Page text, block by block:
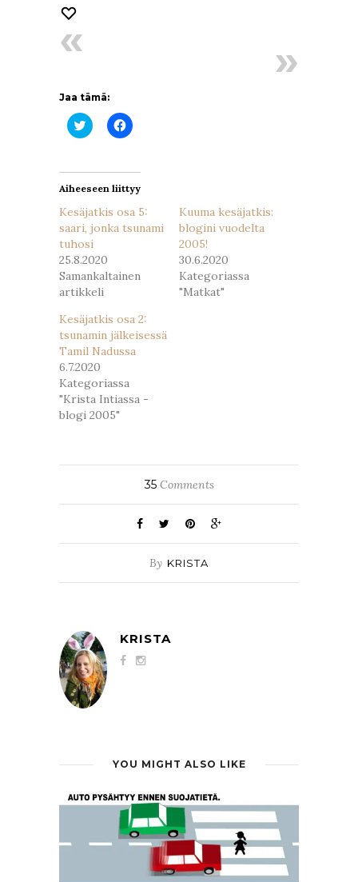
Jaa tämä:
Jaa
Twitterissä(Avautuu
Jaa
Facebookissa(Avautuu
Aiheeseen liittyy
Kesäjatkis osa 5:
saari, jonka tsunami
tuhosi
25.8.2020
Samankaltainen
artikkeli
Kuuma kesäjatkis:
blogini vuodelta
2005!
30.6.2020
Kategoriassa
"Matkat"
Kesäjatkis osa 2:
tsunamin jälkeisessä
Tamil Nadussa
6.7.2020
Kategoriassa
"Krista Intiassa -
blogi 2005"
35Comments
By KRISTA
KRISTA
YOU MIGHT ALSO LIKE